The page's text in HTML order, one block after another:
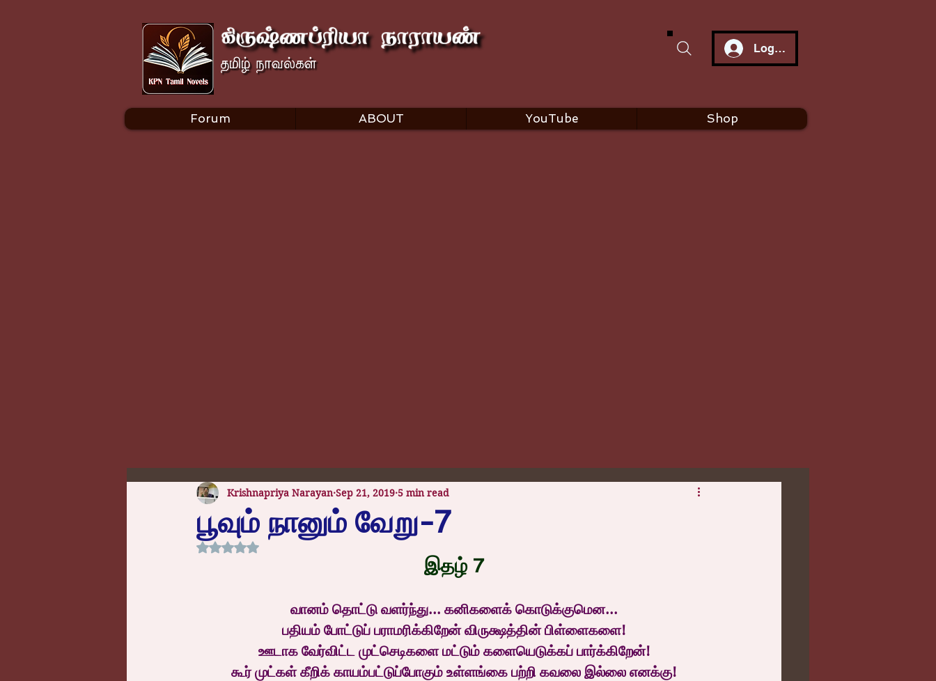
Log In
Forum ABOUT YouTube Shop
பூவும் நானும் வேறு-7
Krishnapriya Narayan Sep 21, 2019 5 min read
Rated NaN out of 5 stars.
இதழ் 7
வானம் தொட்டு வளர்ந்து... கனிகளைக் கொடுக்குமென...
பதியம் போட்டுப் பராமரிக்கிறேன் விருக்ஷத்தின் பிள்ளைகளை!
ஊடாக வேர்விட்ட முட்செடிகளை மட்டும் களையெடுக்கப் பார்க்கிறேன்!
கூர் முட்கள் கீறிக் காயம்பட்டுப்போகும் உள்ளங்கை பற்றி கவலை இல்லை எனக்கு!